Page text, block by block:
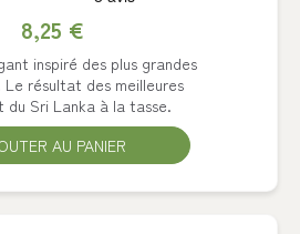
8,25 €
inspiré des plus grandes
Le résultat des meilleures
Sri Lanka à la tasse.
AU PANIER